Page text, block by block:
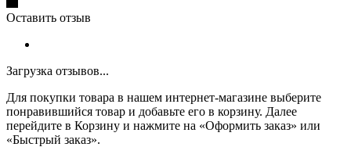
Оставить отзыв
Загрузка отзывов...
Для покупки товара в нашем интернет-магазине выберите
понравившийся товар и добавьте его в корзину. Далее
перейдите в Корзину и нажмите на «Оформить заказ» или
«Быстрый заказ».